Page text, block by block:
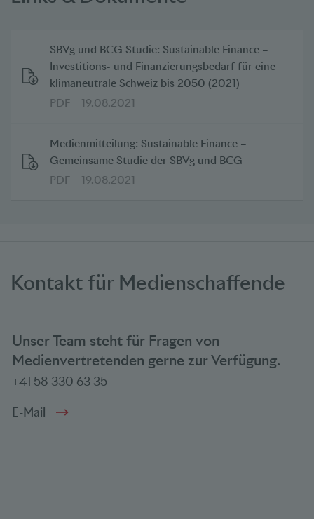
SBVg und BCG Studie: Sustainable Finance –
Investitions- und Finanzierungsbedarf für eine
klimaneutrale Schweiz bis 2050 (2021)
PDF
19.08.2021
Medienmitteilung: Sustainable Finance –
Gemeinsame Studie der SBVg und BCG
PDF
19.08.2021
Kontakt für Medienschaffende
Unser Team steht für Fragen von
Medienvertretenden gerne zur Verfügung.
+41 58 330 63 35
E-Mail